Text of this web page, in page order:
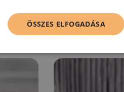
ÖSSZES ELFOGADÁSA